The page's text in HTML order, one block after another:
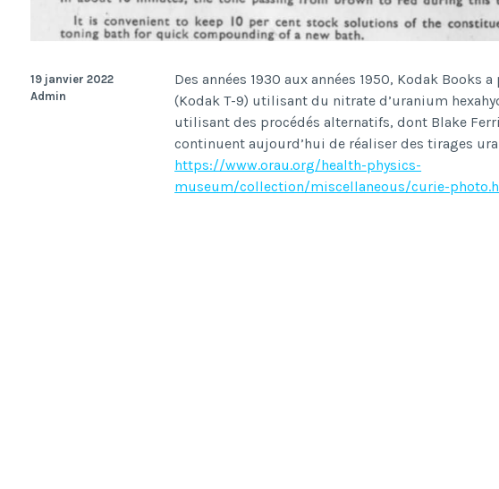
Des années 1930 aux années 1950, Kodak Books
(Kodak T-9) utilisant du nitrate d’uranium
utilisant des procédés alternatifs, dont Blake
continuent aujourd’hui de réaliser des tirages
https://www.orau.org/health-physics-
museum/collection/miscellaneous/curie-
19 janvier 2022
Admin